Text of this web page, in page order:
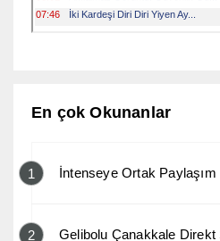
En çok Okunanlar
1 İntenseye Ortak
2 Gelibolu Çanakkale Direkt